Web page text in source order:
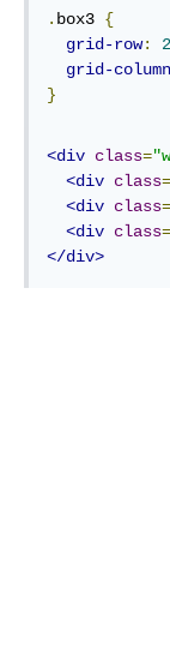
. box3 {
grid-row: 2
grid-column
}
<div class=
<div class=
<div class=
<div class=
</div>